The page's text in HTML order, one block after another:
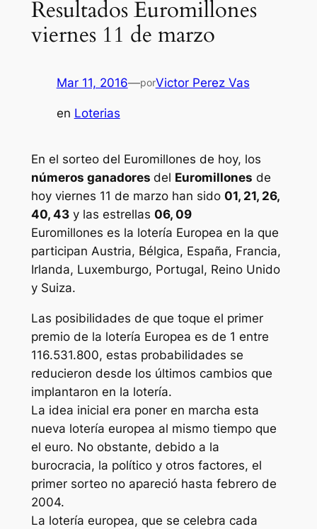
Resultados Euromillones
viernes 11 de marzo
Mar 11, 2016—porVictor Perez Vas
en Loterias
En el sorteo del Euromillones de hoy, los
números ganadores del Euromillones de
hoy viernes 11 de marzo han sido 01, 21, 26,
40, 43y las estrellas 06, 09
Euromillones es la lotería Europea en la que
participan Austria, Bélgica, España, Francia,
Irlanda, Luxemburgo, Portugal, Reino Unido
y Suiza.
Las posibilidades de que toque el primer
premio de la lotería Europea es de 1 entre
116.531.800, estas probabilidades se
reducieron desde los últimos cambios que
implantaron en la lotería.
La idea inicial era poner en marcha esta
nueva lotería europea al mismo tiempo que
el euro. No obstante, debido a la
burocracia, la político y otros factores, el
primer sorteo no apareció hasta febrero de
2004.
La lotería europea, que se celebra cada